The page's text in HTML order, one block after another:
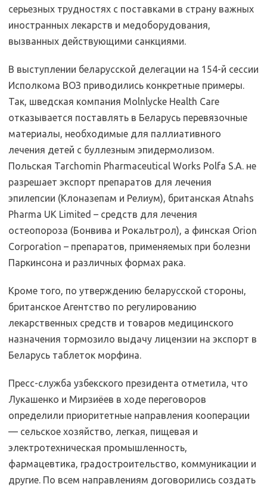
серьезных трудностях с поставками в страну важных
иностранных лекарств и медоборудования,
вызванных действующими санкциями.
В выступлении беларусской делегации на 154-й сессии
Исполкома ВОЗ приводились конкретные примеры.
Так, шведская компания Molnlycke Health Care
отказывается поставлять в Беларусь перевязочные
материалы, необходимые для паллиативного
лечения детей с буллезным эпидермолизом.
Польская Tarchomin Pharmaceutical Works Polfa S.A. не
разрешает экспорт препаратов для лечения
эпилепсии (Клоназепам и Релиум), британская Atnahs
Pharma UK Limited – средств для лечения
остеопороза (Бонвива и Рокальтрол), а финская Orion
Corporation – препаратов, применяемых при болезни
Паркинсона и различных формах рака.
Кроме того, по утверждению беларусской стороны,
британское Агентство по регулированию
лекарственных средств и товаров медицинского
назначения тормозило выдачу лицензии на экспорт в
Беларусь таблеток морфина.
Пресс-служба узбекского президента отметила, что
Лукашенко и Мирзиёев в ходе переговоров
определили приоритетные направления кооперации
— сельское хозяйство, легкая, пищевая и
электротехническая промышленность,
фармацевтика, градостроительство, коммуникации и
другие. По всем направлениям договорились создать